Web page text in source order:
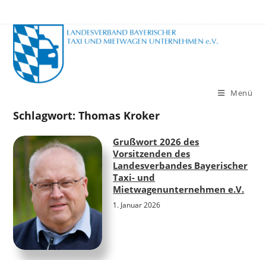
Inhalt
springen
Menü
Schlagwort:Thomas Kroker
Grußwort 2026 des
Vorsitzenden des
Landesverbandes Bayerischer
Taxi- und
Mietwagenunternehmen e.V.
1. Januar 2026